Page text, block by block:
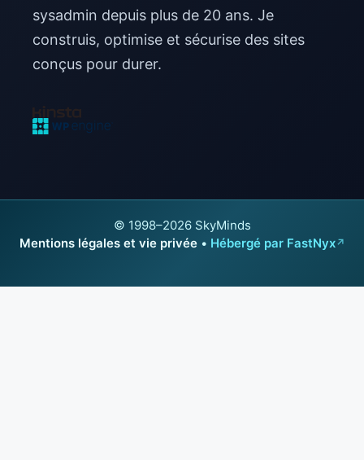
sysadmin depuis plus de 20 ans. Je
construis, optimise et sécurise des sites
conçus pour durer.
© 1998–2026 SkyMinds
Mentions légales et vie privée • Hébergé par FastNyx